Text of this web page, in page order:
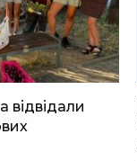
відвідали